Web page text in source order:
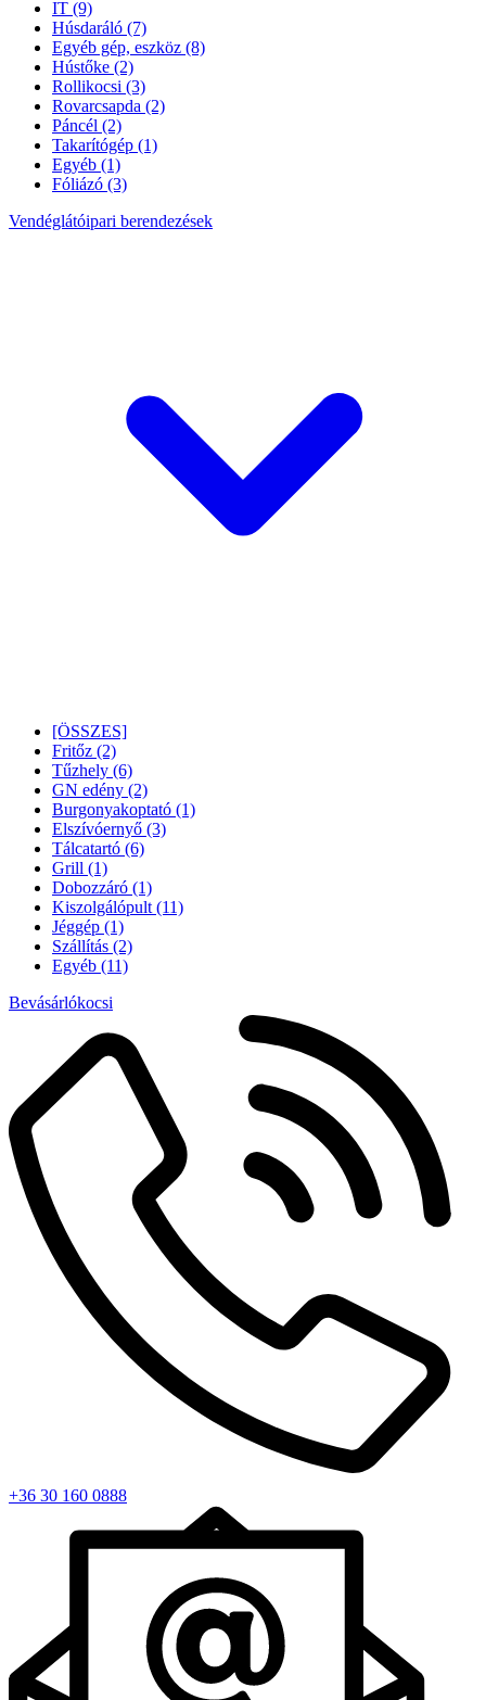
IT (9)
Húsdaráló (7)
Egyéb gép, eszköz (8)
Hústőke (2)
Rollikocsi (3)
Rovarcsapda (2)
Páncél (2)
Takarítógép (1)
Egyéb (1)
Fóliázó (3)
Vendéglátóipari berendezések
[ÖSSZES]
Fritőz (2)
Tűzhely (6)
GN edény (2)
Burgonyakoptató (1)
Elszívóernyő (3)
Tálcatartó (6)
Grill (1)
Dobozzáró (1)
Kiszolgálópult (11)
Jéggép (1)
Szállítás (2)
Egyéb (11)
Bevásárlókocsi
+36 30 160 0888